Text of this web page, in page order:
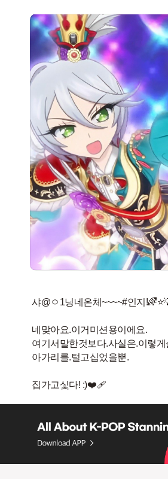
샤@ㅇ1닝네온체~~~~#인지
네맞아요.이거미션용이에요.
여기서말한것보다.사실은.이렇
아가리를.털고십었을뿐.